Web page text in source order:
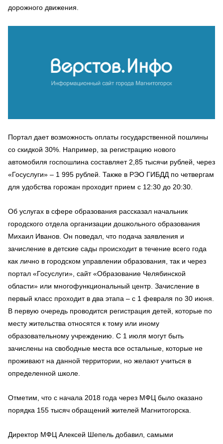
дорожного движения.
Портал дает возможность оплаты государственной пошлины
со скидкой 30%. Например, за регистрацию нового
автомобиля госпошлина составляет 2,85 тысячи рублей, через
«Госуслуги» – 1 995 рублей. Также в РЭО ГИБДД по четвергам
для удобства горожан проходит прием с 12:30 до 20:30.
Об услугах в сфере образования рассказал начальник
городского отдела организации дошкольного образования
Михаил Иванов. Он поведал, что подача заявления и
зачисление в детские сады происходит в течение всего года
как лично в городском управлении образования, так и через
портал «Госуслуги», сайт «Образование Челябинской
области» или многофункциональный центр. Зачисление в
первый класс проходит в два этапа – с 1 февраля по 30 июня.
В первую очередь проводится регистрация детей, которые по
месту жительства относятся к тому или иному
образовательному учреждению. С 1 июля могут быть
зачислены на свободные места все остальные, которые не
проживают на данной территории, но желают учиться в
определенной школе.
Отметим, что с начала 2018 года через МФЦ было оказано
порядка 155 тысяч обращений жителей Магнитогорска.
Директор МФЦ Алексей Шепель добавил, самыми